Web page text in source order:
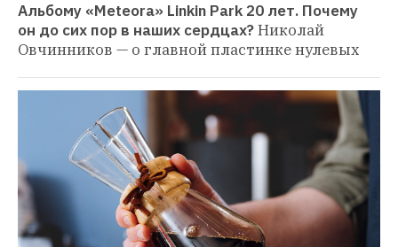
Альбому «Meteora» Linkin Park 20 лет. Почему
он до сих пор в наших сердцах?Николай
Овчинников — о главной пластинке нулевых